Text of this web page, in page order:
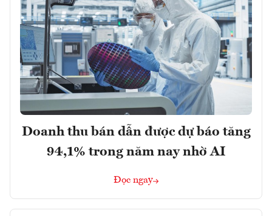
Doanh thu bán dẫn được dự báo tăng
94,1% trong năm nay nhờ AI
Đọc ngay